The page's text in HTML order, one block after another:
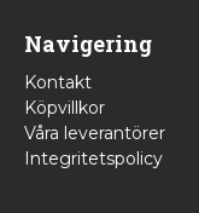
Navigering
Kontakt
Köpvillkor
Våra leverantörer
Integritetspolicy